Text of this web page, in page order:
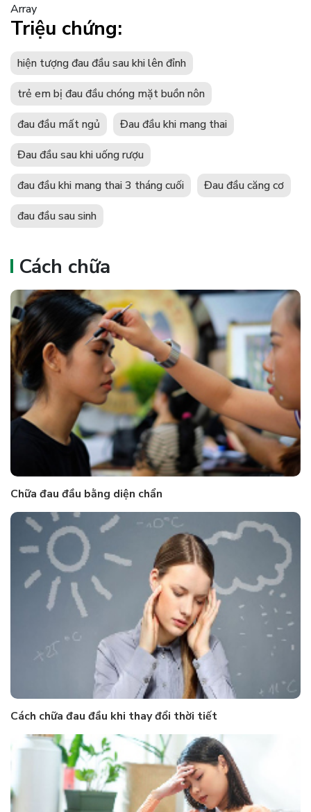
Array
Triệu chứng:
hiện tượng đau đầu sau khi lên đỉnh
trẻ em bị đau đầu chóng mặt buồn nôn
đau đầu mất ngủ
Đau đầu khi mang thai
Đau đầu sau khi uống rượu
đau đầu khi mang thai 3 tháng cuối
Đau đầu căng cơ
đau đầu sau sinh
Cách chữa
Chữa đau đầu bằng diện chẩn
Cách chữa đau đầu khi thay đổi thời tiết